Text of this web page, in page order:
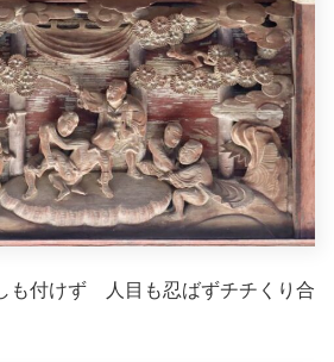
付けず 人目も忍ばずチチくり合